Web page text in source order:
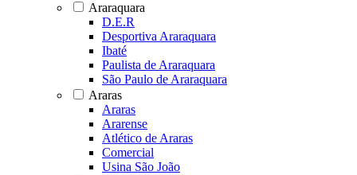
Araraquara
D.E.R
Desportiva Araraquara
Ibaté
Paulista de Araraquara
São Paulo de Araraquara
Araras
Araras
Ararense
Atlético de Araras
Comercial
Usina São João